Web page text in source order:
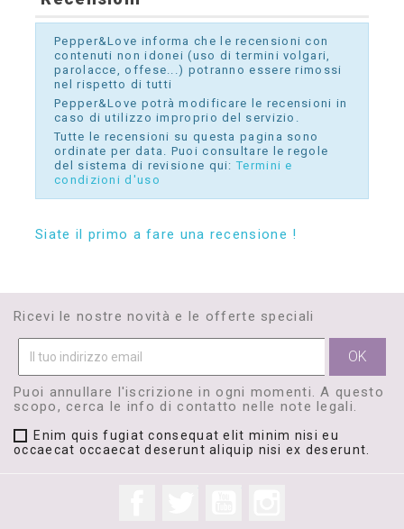
Pepper&Love informa che le recensioni con
contenuti non idonei (uso di termini volgari,
parolacce, offese...) potranno essere rimossi
nel rispetto di tutti
Pepper&Love potrà modificare le recensioni in
caso di utilizzo improprio del servizio.
Tutte le recensioni su questa pagina sono
ordinate per data. Puoi consultare le regole
del sistema di revisione qui:Termini e
condizioni d'uso
Siate il primo a fare una recensione !
Ricevi le nostre novità e le offerte speciali
Puoi annullare l'iscrizione in ogni momenti. A questo
scopo, cerca le info di contatto nelle note legali.
Enim quis fugiat consequat elit minim nisi eu
occaecat occaecat deserunt aliquip nisi ex deserunt.
FacebookTwitter